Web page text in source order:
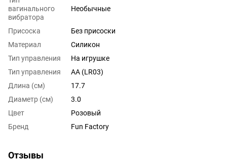
вагинального
вибратора
Необычные
Присоска
Без присоски
Материал
Силикон
Тип управления
На игрушке
Тип управления
AA (LR03)
Длина (см)
17.7
Диаметр (см)
3.0
Цвет
Розовый
Бренд
Fun Factory
Отзывы